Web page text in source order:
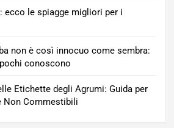
ecco le spiagge migliori per i
non è così innocuo come sembra:
conoscono
Etichette degli Agrumi: Guida per
Non Commestibili